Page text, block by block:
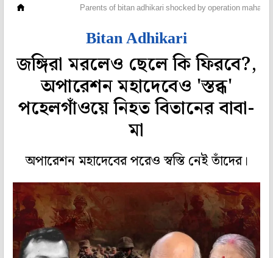
Parents of bitan adhikari shocked by operation
Bitan Adhikari
জঙ্গিরা মরলেও ছেলে কি ফিরবে?,
অপারেশন মহাদেবেও 'স্তব্ধ'
পহেলগাঁওয়ে নিহত বিতানের বাবা-
মা
অপারেশন মহাদেবের পরেও স্বস্তি নেই তাঁদের।